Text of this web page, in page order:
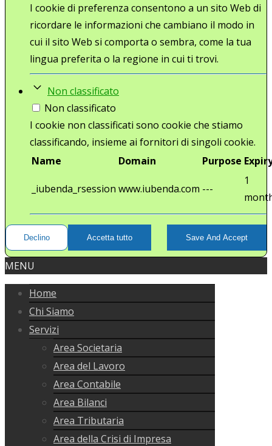
I cookie di preferenza consentono a un sito Web di
ricordare le informazioni che cambiano il modo in
cui il sito Web si comporta o sembra, come la tua
lingua preferita o la regione in cui ti trovi.
Non classificato
Non classificato
I cookie non classificati sono cookie che stiamo
classificando, insieme ai fornitori di singoli cookie.
Name
Domain Purpose
_iubenda_rsession www.iubenda.com ---
1
Declino Accetta tutto Save And Accept
MENU
Home
Chi Siamo
Servizi
Area Societaria
Area del Lavoro
Area Contabile
Area Bilanci
Area Tributaria
Area della Crisi di Impresa